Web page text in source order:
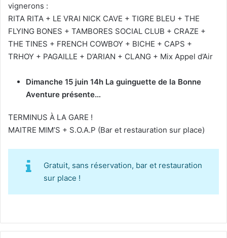
vignerons :
RITA RITA + LE VRAI NICK CAVE + TIGRE BLEU + THE
FLYING BONES + TAMBORES SOCIAL CLUB + CRAZE +
THE TINES + FRENCH COWBOY + BICHE + CAPS +
TRHOY + PAGAILLE + D’ARIAN + CLANG + Mix Appel d’Air
Dimanche 15 juin 14h La guinguette de la Bonne
Aventure présente…
TERMINUS À LA GARE !
MAITRE MIM’S + S.O.A.P (Bar et restauration sur place)
Gratuit, sans réservation, bar et restauration
sur place !